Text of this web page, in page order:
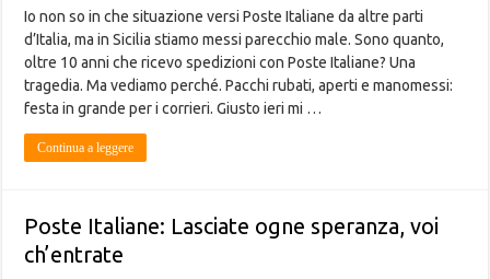
Io non so in che situazione versi Poste Italiane da altre parti
d’Italia, ma in Sicilia stiamo messi parecchio male. Sono quanto,
oltre 10 anni che ricevo spedizioni con Poste Italiane? Una
tragedia. Ma vediamo perché. Pacchi rubati, aperti e manomessi:
festa in grande per i corrieri. Giusto ieri mi …
Continua a leggere
Poste Italiane: Lasciate ogne speranza, voi
ch’entrate